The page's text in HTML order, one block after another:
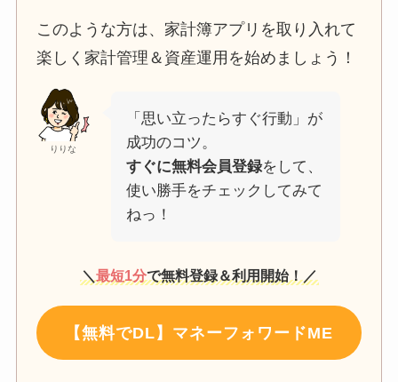
このような方は、家計簿アプリを取り入れて
楽しく家計管理＆資産運用を始めましょう！
りりな
「思い立ったらすぐ行動」が
成功のコツ。
すぐに無料会員登録をして、
使い勝手をチェックしてみて
ねっ！
＼ 最短1分で無料登録＆利用開始！／
【無料でDL】マネーフォワードME